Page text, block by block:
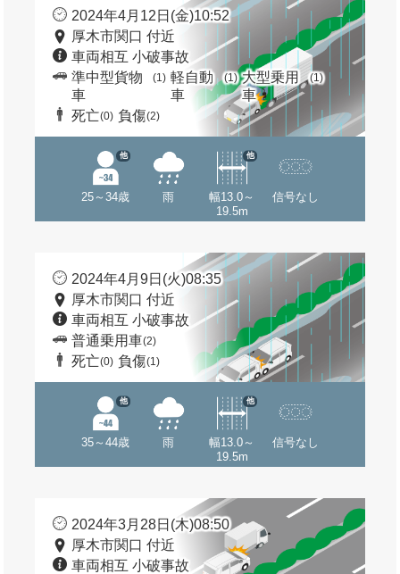
2024年4月12日(金)10:52
厚木市関口 付近
車両相互 小破事故
準中型貨物
車
(1) 軽自動
車
(1) 大型乗用
車
(1)
死亡(0) 負傷(2)
25～34歳
他
雨
幅13.0～
19.5m
他
信号なし
2024年4月9日(火)08:35
厚木市関口 付近
車両相互 小破事故
普通乗用車(2)
死亡(0) 負傷(1)
35～44歳
他
雨
幅13.0～
19.5m
他
信号なし
2024年3月28日(木)08:50
厚木市関口 付近
車両相互 小破事故